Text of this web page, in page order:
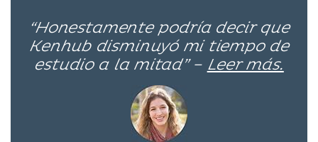
“Honestamente podría decir que
Kenhub disminuyó mi tiempo de
estudio a la mitad” – Leer más.